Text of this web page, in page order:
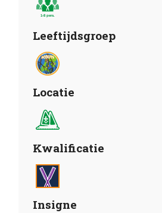
Leeftijdsgroep
Locatie
Kwalificatie
Insigne